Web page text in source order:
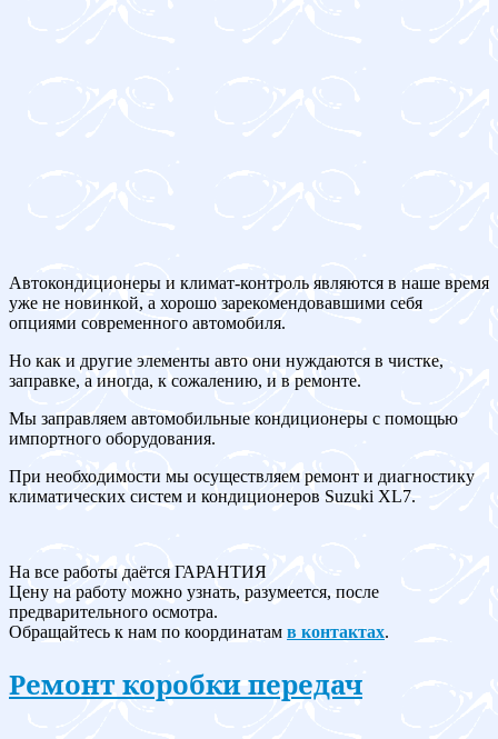
Автокондиционеры и климат-контроль являются в наше время
уже не новинкой, а хорошо зарекомендовавшими себя
опциями современного автомобиля.
Но как и другие элементы авто они нуждаются в чистке,
заправке, а иногда, к сожалению, и в ремонте.
Мы заправляем автомобильные кондиционеры с помощью
импортного оборудования.
При необходимости мы осуществляем ремонт и диагностику
климатических систем и кондиционеров Suzuki XL7.
На все работы даётся ГАРАНТИЯ
Цену на работу можно узнать, разумеется, после
предварительного осмотра.
Обращайтесь к нам по координатам в контактах.
Ремонт коробки передач